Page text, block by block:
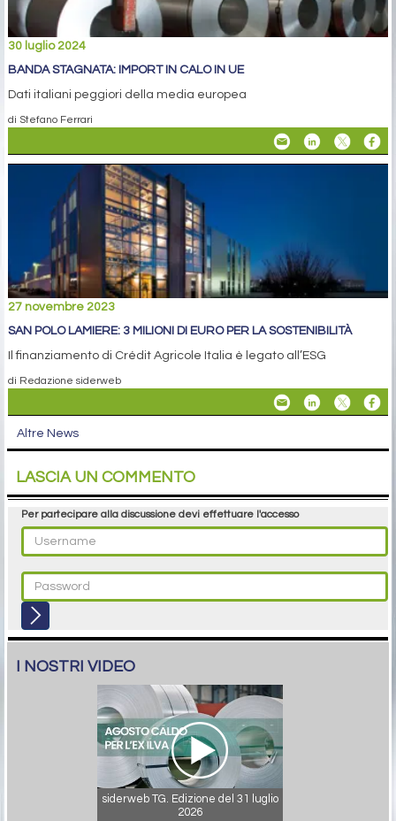
30 luglio 2024
BANDA STAGNATA: IMPORT IN CALO IN UE
Dati italiani peggiori della media europea
di Stefano Ferrari
27 novembre 2023
SAN POLO LAMIERE: 3 MILIONI DI EURO PER LA SOSTENIBILITÀ
Il finanziamento di Crédit Agricole Italia è legato all’ESG
di Redazione siderweb
Altre News
LASCIA UN COMMENTO
Per partecipare alla discussione devi effettuare l'accesso
I NOSTRI VIDEO
siderweb TG. Edizione del 31 luglio
2026